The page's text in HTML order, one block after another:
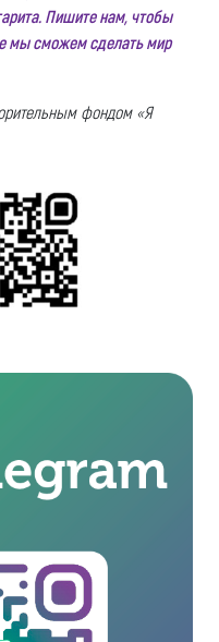
Пишите нам, чтобы
мы сможем сделать мир
фондом «Я